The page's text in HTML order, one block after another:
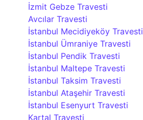
İzmit Gebze Travesti
Avcılar Travesti
İstanbul Mecidiyeköy Travesti
İstanbul Ümraniye Travesti
İstanbul Pendik Travesti
İstanbul Maltepe Travesti
İstanbul Taksim Travesti
İstanbul Ataşehir Travesti
İstanbul Esenyurt Travesti
Kartal Travesti